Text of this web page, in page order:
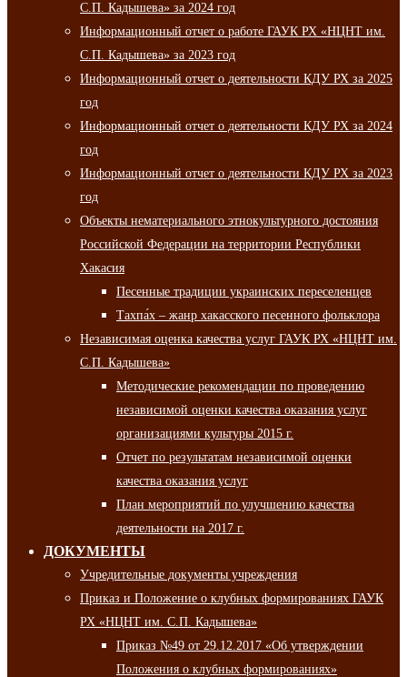
С.П. Кадышева» за 2024 год
Информационный отчет о работе ГАУК РХ «НЦНТ им.
С.П. Кадышева» за 2023 год
Информационный отчет о деятельности КДУ РХ за 2025
год
Информационный отчет о деятельности КДУ РХ за 2024
год
Информационный отчет о деятельности КДУ РХ за 2023
год
Объекты нематериального этнокультурного достояния
Российской Федерации на территории Республики
Хакасия
Песенные традиции украинских переселенцев
Тахпа́х – жанр хакасского песенного фольклора
Независимая оценка качества услуг ГАУК РХ «НЦНТ им.
С.П. Кадышева»
Методические рекомендации по проведению
независимой оценки качества оказания услуг
организациями культуры 2015 г.
Отчет по результатам независимой оценки
качества оказания услуг
План мероприятий по улучшению качества
деятельности на 2017 г.
ДОКУМЕНТЫ
Учредительные документы учреждения
Приказ и Положение о клубных формированиях ГАУК
РХ «НЦНТ им. С.П. Кадышева»
Приказ №49 от 29.12.2017 «Об утверждении
Положения о клубных формированиях»